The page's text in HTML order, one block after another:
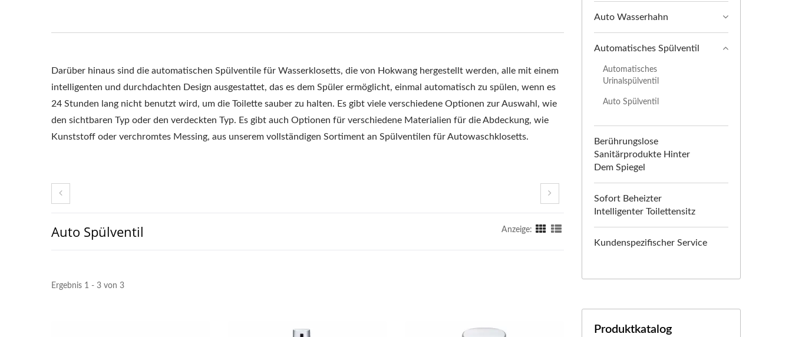
Darüber hinaus sind die automatischen Spülventile für Wasserklosetts, die von Hokwang hergestellt werden, alle mit einem
intelligenten und durchdachten Design ausgestattet, das es dem Spüler ermöglicht, einmal automatisch zu spülen, wenn es
24 Stunden lang nicht benutzt wird, um die Toilette sauber zu halten. Es gibt viele verschiedene Optionen zur Auswahl, wie
den sichtbaren Typ oder den verdeckten Typ. Es gibt auch Optionen für verschiedene Materialien für die Abdeckung, wie
Kunststoff oder verchromtes Messing, aus unserem vollständigen Sortiment an Spülventilen für Autowaschklosetts.
Auto Spülventil Anzeige:
Ergebnis 1 - 3 von 3
Auto Wasserhahn
Automatisches Spülventil
Automatisches
Urinalspülventil
Auto Spülventil
Berührungslose
Sanitärprodukte Hinter
Dem Spiegel
Sofort Beheizter
Intelligenter Toilettensitz
Kundenspezifischer Service
Produktkatalog